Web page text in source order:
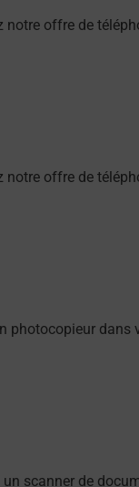
offre de
offre de
photocopieur dans
scanner de